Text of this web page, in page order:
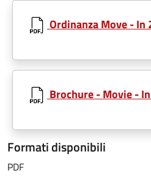
Ordinanza Move - In
Brochure - Movie - In
Formati disponibili
PDF